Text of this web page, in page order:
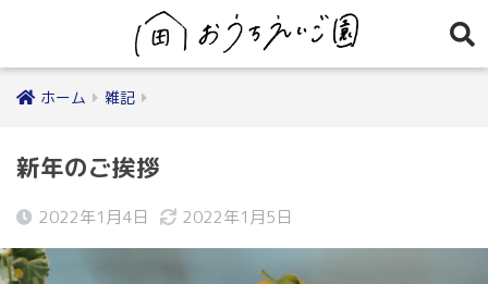
ホーム 雑記
新年のご挨拶
2022年1月4日 2022年1月5日